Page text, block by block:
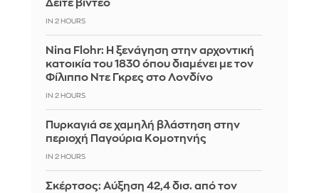
Δείτε βίντεο
IN 2 HOURS
Nina Flohr: Η ξενάγηση στην αρχοντική
κατοικία του 1830 όπου διαμένει με τον
Φίλιππο Ντε Γκρες στο Λονδίνο
IN 2 HOURS
Πυρκαγιά σε χαμηλή βλάστηση στην
περιοχή Παγούρια Κομοτηνής
IN 2 HOURS
Σκέρτσος: Αύξηση 42,4 δισ. από τον